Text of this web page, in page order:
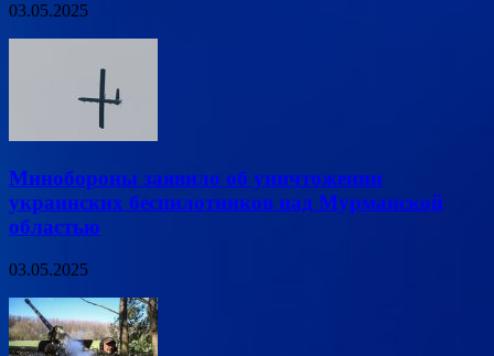
03.05.2025
Минобороны заявило об уничтожении
украинских беспилотников над Мурманской
областью
03.05.2025